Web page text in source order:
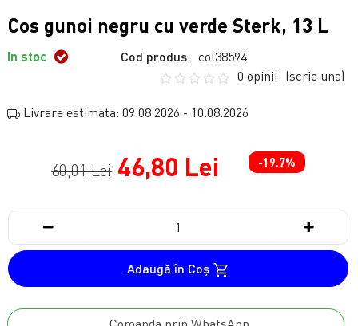
Cos gunoi negru cu verde Sterk, 13 L
In stoc Cod produs: col38594
0 opinii (scrie una)
Livrare estimata: 09.08.2026 - 10.08.2026
60,01 Lei 46,80 Lei -19.7%
Adaugă în Coş